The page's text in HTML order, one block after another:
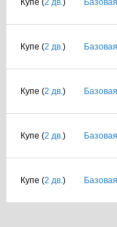
Купе (2 дв.) Базовая
Купе (2 дв.) Базовая
Купе (2 дв.) Базовая
Купе (2 дв.) Базовая
Купе (2 дв.) Базовая